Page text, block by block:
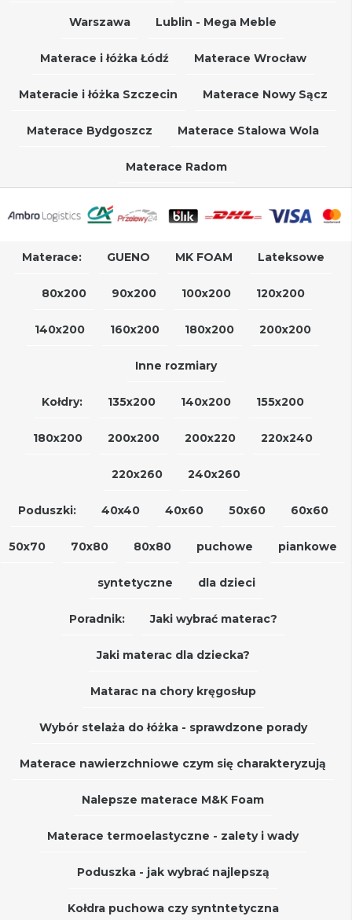
Warszawa Lublin - Mega Meble
Materace i łóżka Łódź Materace Wrocław
Materacie i łóżka Szczecin Materace Nowy Sącz
Materace Bydgoszcz Materace Stalowa Wola
Materace Radom
Materace: GUENO MK FOAM Lateksowe
80x200 90x200 100x200 120x200
140x200 160x200 180x200 200x200
Inne rozmiary
Kołdry: 135x200 140x200 155x200
180x200 200x200 200x220 220x240
220x260 240x260
Poduszki: 40x40 40x60 50x60 60x60
50x70 70x80 80x80 puchowe piankowe
syntetyczne dla dzieci
Poradnik: Jaki wybrać materac?
Jaki materac dla dziecka?
Matarac na chory kręgosłup
Wybór stelaża do łóżka - sprawdzone porady
Materace nawierzchniowe czym się charakteryzują
Nalepsze materace M&K Foam
Materace termoelastyczne - zalety i wady
Poduszka - jak wybrać najlepszą
Kołdra puchowa czy syntntetyczna